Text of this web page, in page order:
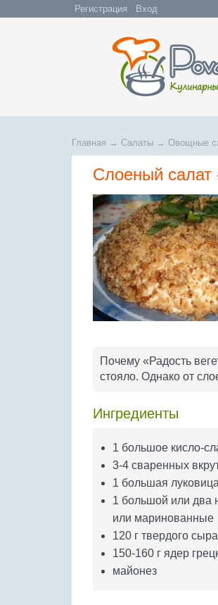
Регистрация Вход
Главная → Салаты → Овощные
Слоеный салат
Почему «Радость
стояло. Однако от
Ингредиенты
1 большое кисло-
3-4 сваренных
1 большая луковица
1 большой или два
или маринованные
120 г твердого сыра
150-160 г ядер
майонез